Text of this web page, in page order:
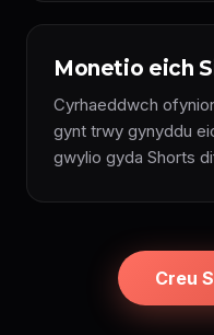
Monetio eich
Cyrhaeddwch
gynt trwy gynyddu
gwylio gyda Shorts
Creu